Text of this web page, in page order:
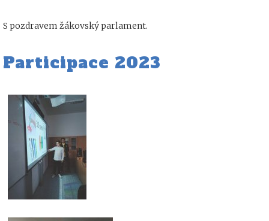
S pozdravem žákovský parlament.
Participace 2023